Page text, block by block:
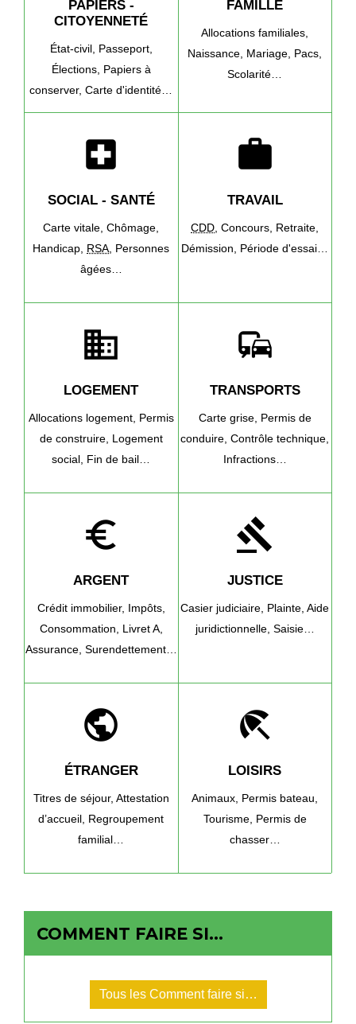
PAPIERS -
CITOYENNETÉ
État-civil, Passeport,
Élections, Papiers à
conserver,Carte d'identité…
FAMILLE
Allocations familiales,
Naissance, Mariage, Pacs,
Scolarité…
local_hospital
SOCIAL - SANTÉ
Carte vitale,Chômage,
Handicap, RSA, Personnes
âgées…
work
TRAVAIL
CDD,Concours, Retraite,
Démission, Période d'essai…
domain
LOGEMENT
Allocations logement, Permis
de construire, Logement
social, Fin de bail…
commute
TRANSPORTS
Carte grise, Permis de
conduire,Contrôle technique,
Infractions…
euro_symbol
ARGENT
Crédit immobilier, Impôts,
Consommation, Livret A,
Assurance, Surendettement…
gavel
JUSTICE
Casier judiciaire, Plainte,Aide
juridictionnelle, Saisie…
public
ÉTRANGER
Titres de séjour, Attestation
d’accueil, Regroupement
familial…
beach_access
LOISIRS
Animaux, Permis bateau,
Tourisme, Permis de
chasser…
COMMENT FAIRE SI…
Tous les Comment faire si…